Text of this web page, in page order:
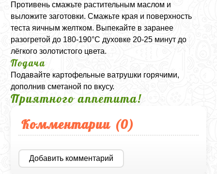
Противень смажьте растительным маслом и
выложите заготовки. Смажьте края и поверхность
теста яичным желтком. Выпекайте в заранее
разогретой до 180-190°C духовке 20-25 минут до
лёгкого золотистого цвета.
Подача
Подавайте картофельные ватрушки горячими,
дополнив сметаной по вкусу.
Приятного аппетита!
Комментарии (0)
Добавить комментарий